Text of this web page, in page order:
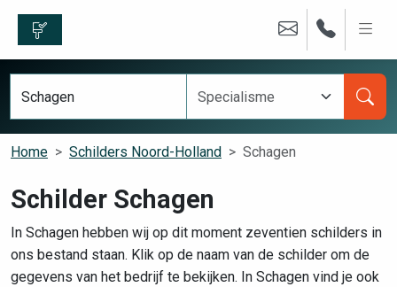
Home Schilders Noord-Holland Schagen
Schilder Schagen
In Schagen hebben wij op dit moment zeventien schilders in
ons bestand staan. Klik op de naam van de schilder om de
gegevens van het bedrijf te bekijken. In Schagen vind je ook